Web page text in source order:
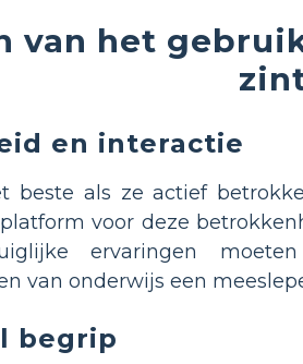
van het
en interactie
beste als ze actief
voor deze
ervaringen
van onderwijs een
begrip